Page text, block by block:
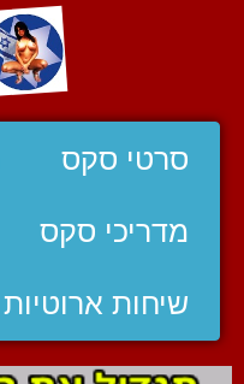
סרטי סקס
מדריכי סקס
שיחות ארוטיות